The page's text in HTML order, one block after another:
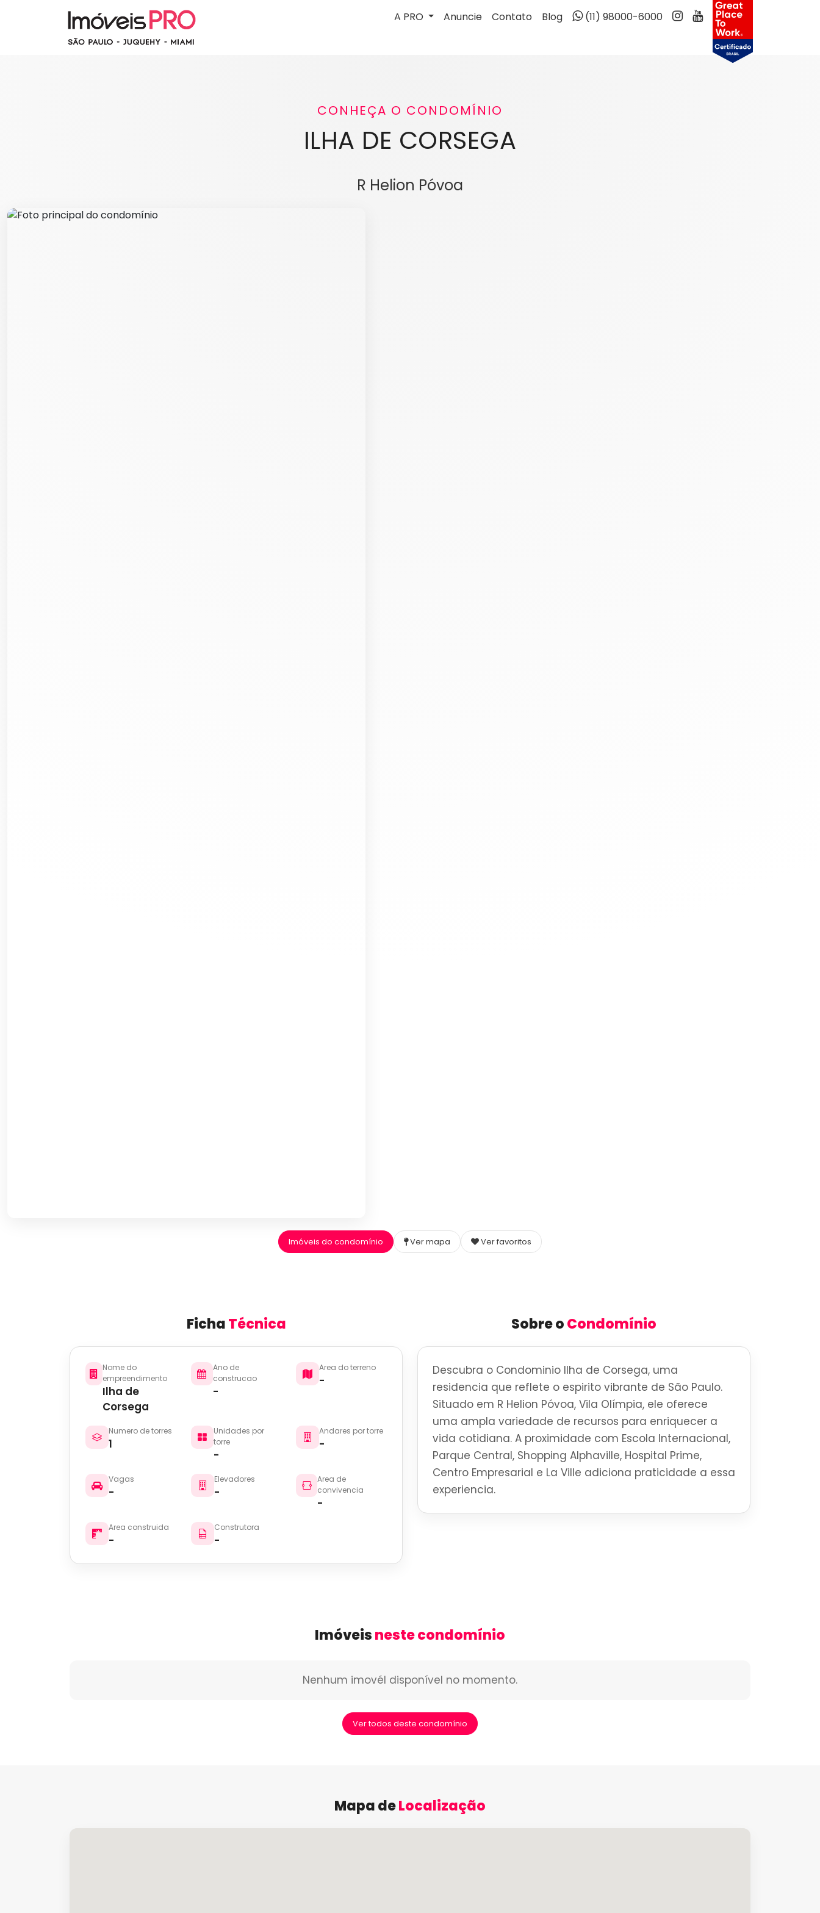
A PRO Anuncie Contato Blog (11) 98000-6000
CONHEÇA O CONDOMÍNIO
ILHA DE CORSEGA
R Helion Póvoa
Imóveis do condomínio Ver mapa Ver favoritos
FichaTécnica
Nome do
empreendimento
Ilha de
Corsega
Ano de
construcao
-
Area do terreno
-
Numero de torres
1
Unidades por
torre
-
Andares por torre
-
Vagas
-
Elevadores
-
Area de
convivencia
-
Area construida
-
Construtora
-
Sobre oCondomínio
Descubra o Condominio Ilha de Corsega, uma
residencia que reflete o espirito vibrante de São Paulo.
Situado em R Helion Póvoa, Vila Olímpia, ele oferece
uma ampla variedade de recursos para enriquecer a
vida cotidiana. A proximidade com Escola Internacional,
Parque Central, Shopping Alphaville, Hospital Prime,
Centro Empresarial e La Ville adiciona praticidade a essa
experiencia.
Imóveisneste condomínio
Nenhum imovél disponível no momento.
Ver todos deste condomínio
Mapa deLocalização